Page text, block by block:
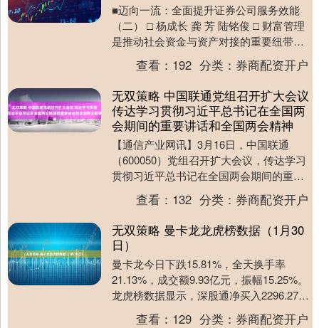
■迈向一流：全面提升证券公司服务效能
（二） □ 杨成长 龚 芳 陆铭俊 □ 财富管理
是推动社会资金与资产对接的重要纽带，
其发展不仅影响居民财产性收入水平，更
是提....查看： 192 分类： 券商配资开户
无双策略 中国联通党组召开扩大会议
传达学习贯彻习近平总书记在全国两
会期间的重要讲话和全国两会精神
【通信产业网讯】3月16日，中国联通
（600050）党组召开扩大会议，传达学习
贯彻习近平总书记在全国两会期间的重要
讲话精神和全国两会精神，结合公司实际
研究部署贯....
查看： 132 分类： 券商配资开户
无双策略 曼卡龙龙虎榜数据（1月30
日）
曼卡龙今日下跌15.81%，全天换手率
21.13%，成交额9.93亿元，振幅15.25%。
龙虎榜数据显示，深股通净买入2296.27万
元，营业部席位合计净卖出1....
查看： 129 分类： 券商配资开户